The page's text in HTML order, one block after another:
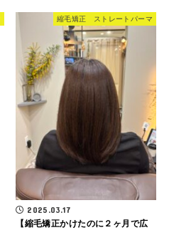
縮毛矯正 ストレートパーマ
2025.03.17
【縮毛矯正かけたのに２ヶ月で広